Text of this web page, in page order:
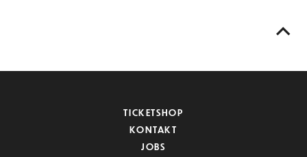
TICKETSHOP
KONTAKT
JOBS